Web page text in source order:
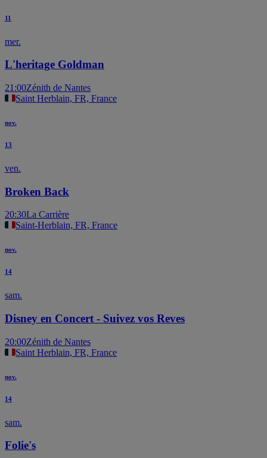
11
mer.
L'heritage Goldman
21:00Zénith de Nantes
Saint Herblain, FR, France
nov.
13
ven.
Broken Back
20:30La Carrière
Saint-Herblain, FR, France
nov.
14
sam.
Disney en Concert - Suivez vos Reves
20:00Zénith de Nantes
Saint Herblain, FR, France
nov.
14
sam.
Folie's